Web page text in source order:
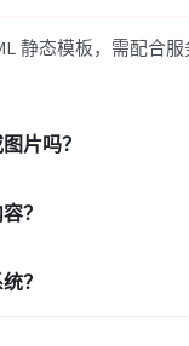
静态模板，需配合
片吗？
？
？